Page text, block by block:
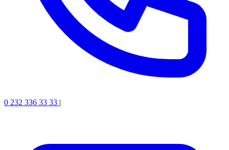
0 232 336 33 33 |